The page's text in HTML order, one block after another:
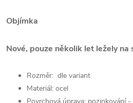
Objímka
Nové, pouze několik let ležely na
Rozměr: dle variant
Materiál: ocel